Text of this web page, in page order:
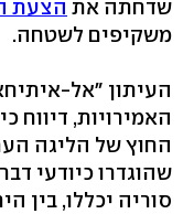
שדחתה את הצעת
משקיפים לשטחה.
העיתון "אל-
האמירויות, דיווח
החוץ של הליגה
שהוגדרו כיודעי
סוריה יכללו, בין